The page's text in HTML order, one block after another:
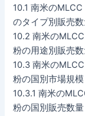
10.1 南米の
のタイプ別販売
10.2 南米の
粉の用途別販売
10.3 南米の
粉の国別市場規模
10.3.1 南米の
粉の国別販売数